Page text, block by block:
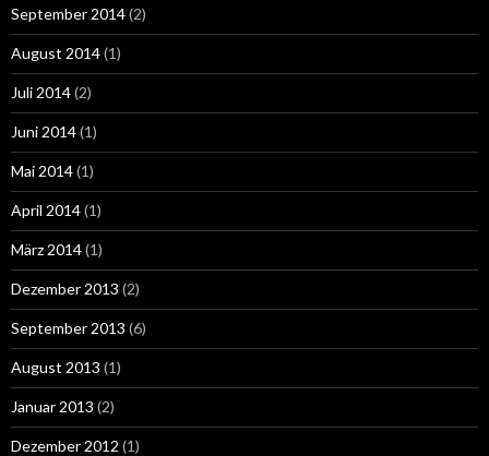
September 2014(2)
August 2014(1)
Juli 2014(2)
Juni 2014(1)
Mai 2014(1)
April 2014(1)
März 2014(1)
Dezember 2013 (2)
September 2013 (6)
August 2013 (1)
Januar 2013 (2)
Dezember 2012 (1)